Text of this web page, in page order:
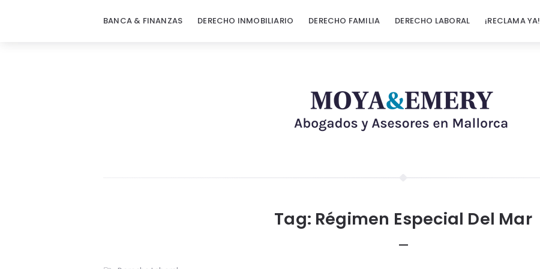
BANCA & FINANZAS DERECHO INMOBILIARIO DERECHO FAMILIA DERECHO LABORAL ¡RECLAMA YA!
Tag: Régimen Especial Del Mar